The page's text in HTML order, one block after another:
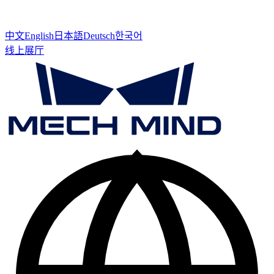
中文English 日本語Deutsch한국어
线上展厅